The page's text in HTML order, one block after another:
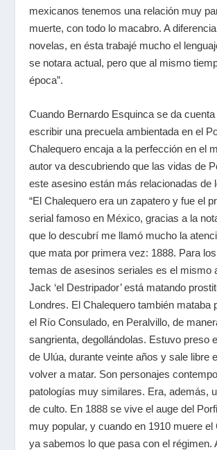
mexicanos tenemos una relación muy
muerte, con todo lo macabro. A
novelas, en ésta trabajé mucho el
se notara actual, pero que al mismo
época”.
Cuando Bernardo Esquinca se da
escribir una precuela ambientada en el
Chalequero encaja a la perfección en el
autor va descubriendo que las vidas de
este asesino están más relacionadas de
“El Chalequero era un zapatero y fue el
serial famoso en México, gracias a la
que lo descubrí me llamó mucho la
que mata por primera vez: 1888. Para
temas de asesinos seriales es el mismo
Jack ‘el Destripador’ está matando
Londres. El Chalequero también mataba
el Río Consulado, en Peralvillo, de
sangrienta, degollándolas. Estuvo preso
de Ulúa, durante veinte años y sale libre
volver a matar. Son personajes
patologías muy similares. Era, además,
de culto. En 1888 se vive el auge del
muy popular, y cuando en 1910 muere el
ya sabemos lo que pasa con el régimen.